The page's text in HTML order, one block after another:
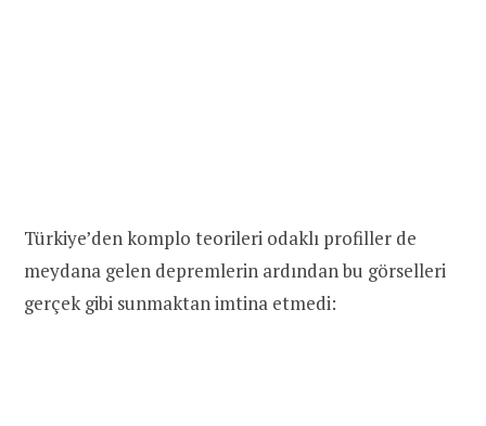
Türkiye’den komplo teorileri odaklı profiller de
meydana gelen depremlerin ardından bu görselleri
gerçek gibi sunmaktan imtina etmedi: